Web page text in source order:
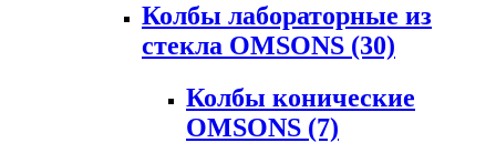
Колбы лабораторные из
стекла OMSONS (30)
Колбы конические
OMSONS (7)